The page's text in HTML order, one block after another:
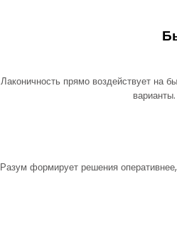
Лаконичность прямо воздействует на
Разум формирует решения